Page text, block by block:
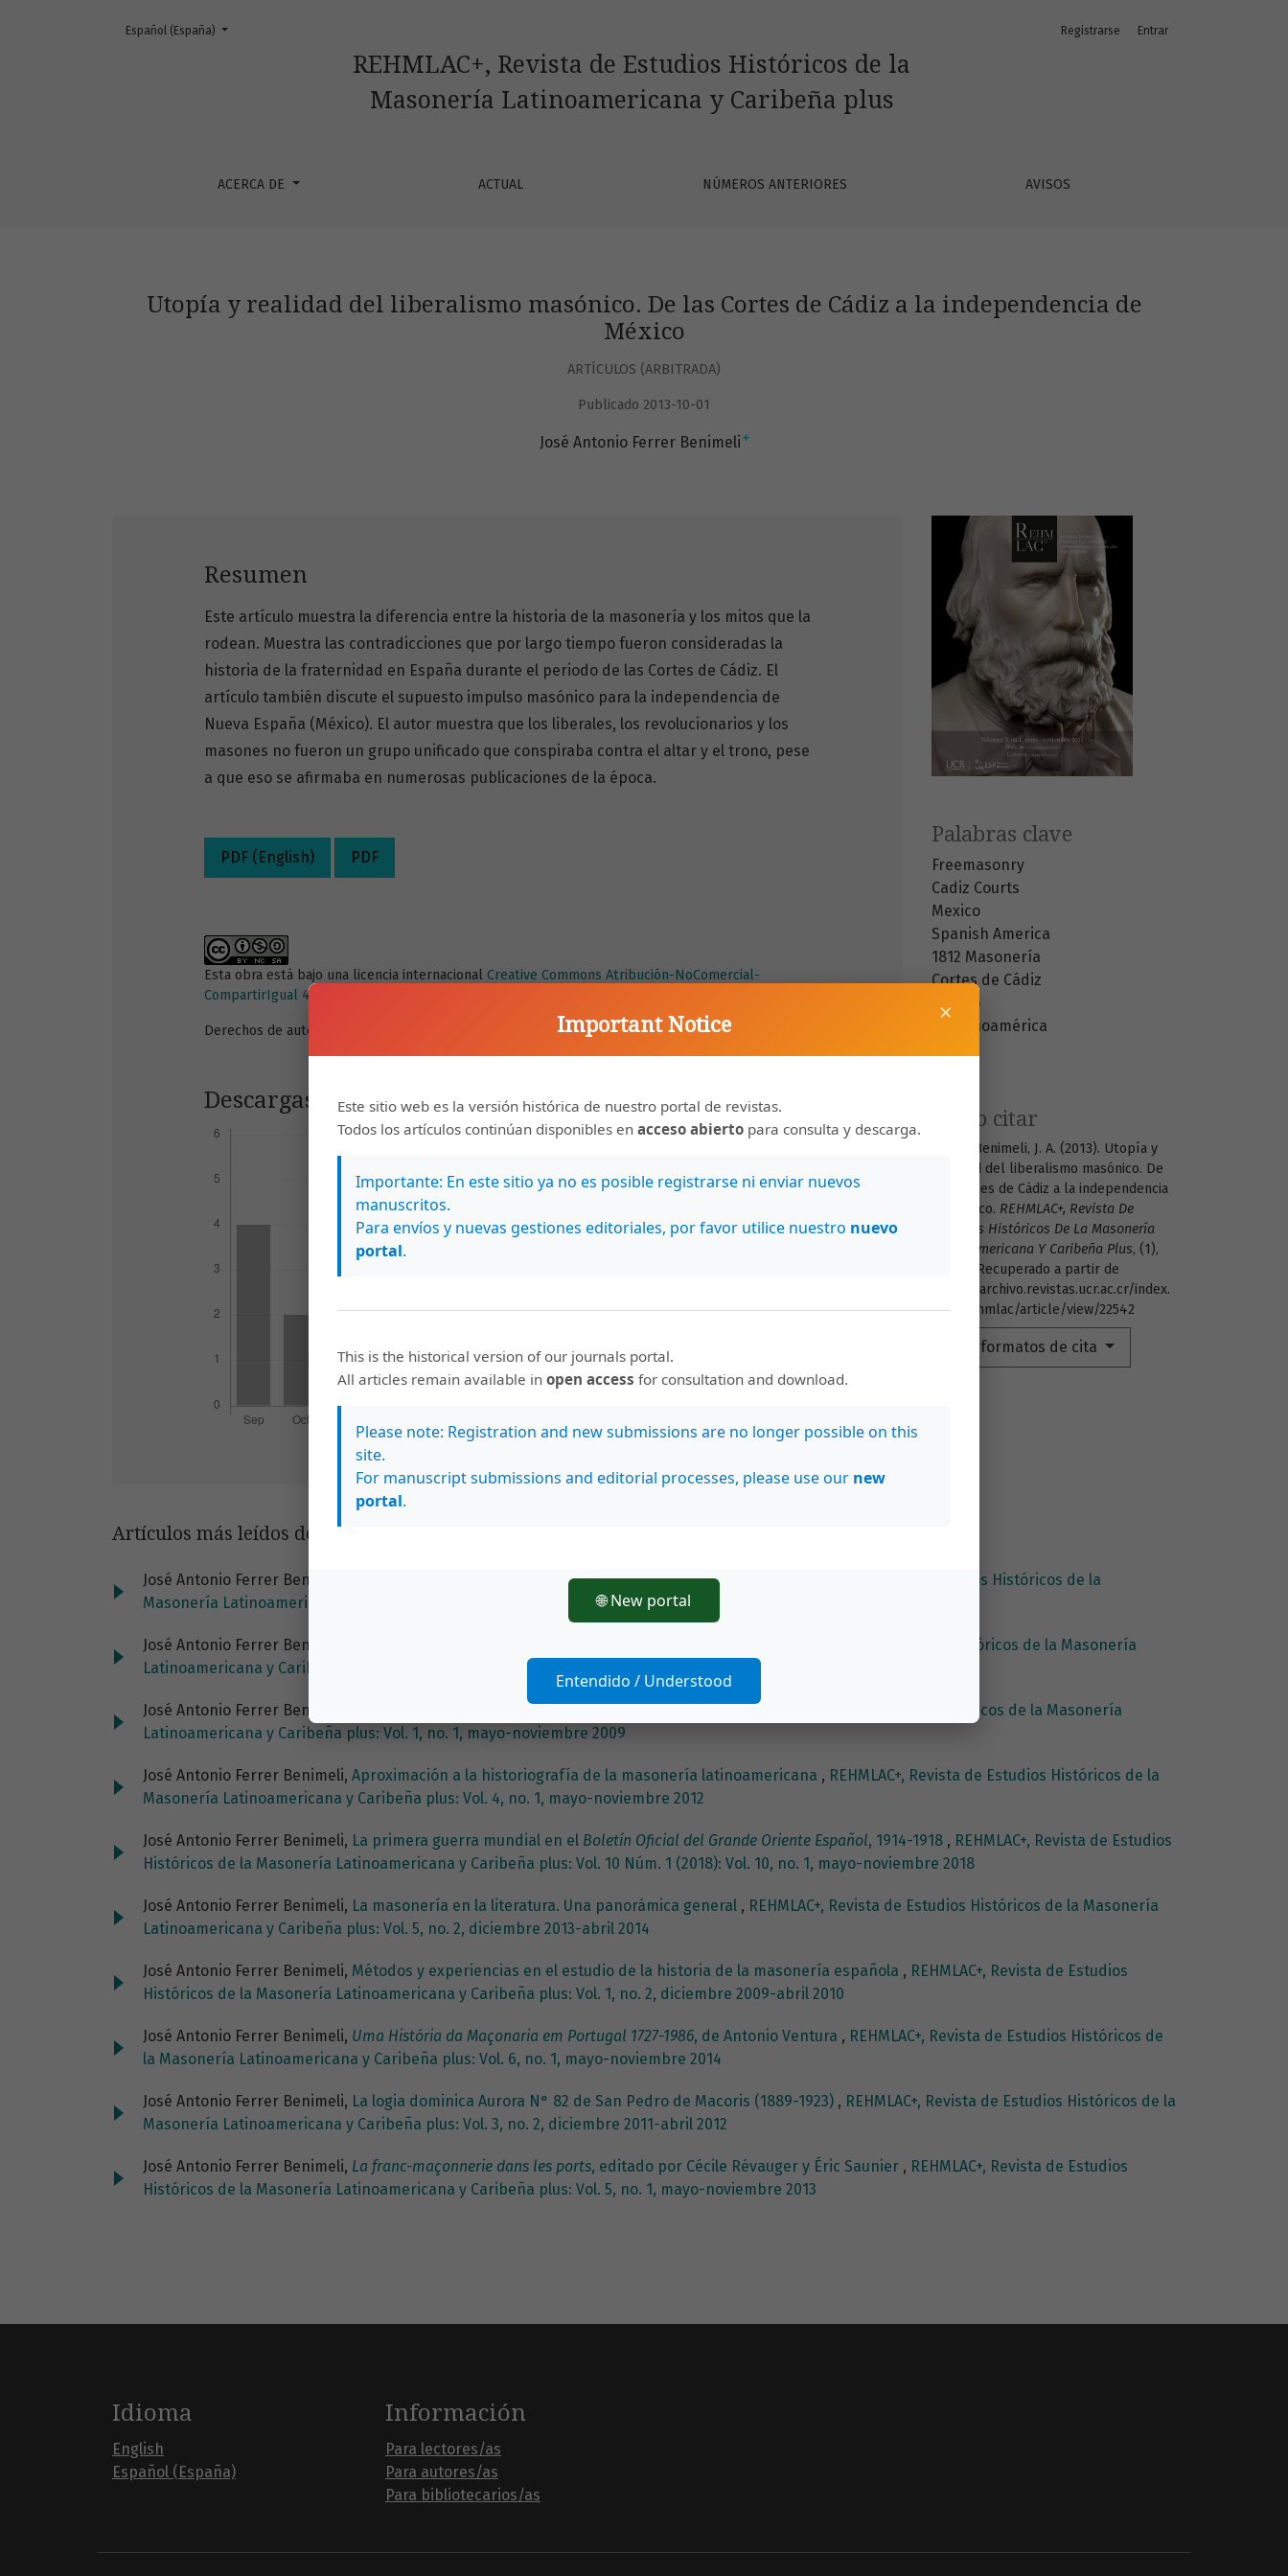
Utopía y realidad del liberalismo masónico. De las Cortes de Cádiz a la independencia de México
REHMLAC+, Revista de Estudios Históricos de la
Masonería Latinoamericana y Caribeña plus
ACERCA DE ACTUAL NÚMEROS ANTERIORES AVISOS
Registrarse Entrar
Cambiar el idioma. El actual es:
Español (España)
Utopía y realidad del liberalismo masónico. De las Cortes de Cádiz a la independencia de
México
ARTÍCULOS (ARBITRADA)
Publicado 2013-10-01
José Antonio Ferrer Benimeli +
Palabras clave
Freemasonry
Cadiz Courts
Mexico
Spanish America
1812 Masonería
Cortes de Cádiz
México
Hispanoamérica
Cómo citar
Ferrer Benimeli, J. A. (2013). Utopía y
realidad del liberalismo masónico. De
las Cortes de Cádiz a la independencia
de México. REHMLAC+, Revista De
Estudios Históricos De La Masonería
Latinoamericana Y Caribeña Plus, (1),
27–69. Recuperado a partir de
https://archivo.revistas.ucr.ac.cr/index.
php/rehmlac/article/view/22542
Más formatos de cita
Resumen
Este artículo muestra la diferencia entre la historia de la masonería y los mitos que la
rodean. Muestra las contradicciones que por largo tiempo fueron consideradas la
historia de la fraternidad en España durante el periodo de las Cortes de Cádiz. El
artículo también discute el supuesto impulso masónico para la independencia de
Nueva España (México). El autor muestra que los liberales, los revolucionarios y los
masones no fueron un grupo unificado que conspiraba contra el altar y el trono, pese
a que eso se afirmaba en numerosas publicaciones de la época.
PDF (English) PDF
Esta obra está bajo una licencia internacional Creative Commons Atribución-NoComercial-
CompartirIgual 4.0
Derechos de autor 2009 REHMLAC
Descargas
Artículos más leídos del mismo autor/a
José Antonio Ferrer Benimeli, Mito, olvido y manipulación de la historia de la masonería
REHMLAC+, Revista de Estudios Históricos de la
Masonería Latinoamericana y Caribeña plus: Vol. 11 Núm. 1 (2019): Vol. 11, no. 1, mayo-noviembre 2019
José Antonio Ferrer Benimeli,
REHMLAC+, Revista de Estudios Históricos de la Masonería
Latinoamericana y Caribeña plus: Vol. 10 Núm. 2 (2018): Vol. 10, no. 2, diciembre 2018-abril 2019
José Antonio Ferrer Benimeli,
REHMLAC+, Revista de Estudios Históricos de la Masonería
Latinoamericana y Caribeña plus: Vol. 1, no. 1, mayo-noviembre 2009
José Antonio Ferrer Benimeli, Aproximación a la historiografía de la masonería latinoamericana , REHMLAC+, Revista de Estudios Históricos de la
Masonería Latinoamericana y Caribeña plus: Vol. 4, no. 1, mayo-noviembre 2012
José Antonio Ferrer Benimeli, La primera guerra mundial en el Boletín Oficial del Grande Oriente Español, 1914-1918 , REHMLAC+, Revista de Estudios
Históricos de la Masonería Latinoamericana y Caribeña plus: Vol. 10 Núm. 1 (2018): Vol. 10, no. 1, mayo-noviembre 2018
José Antonio Ferrer Benimeli, La masonería en la literatura. Una panorámica general , REHMLAC+, Revista de Estudios Históricos de la Masonería
Latinoamericana y Caribeña plus: Vol. 5, no. 2, diciembre 2013-abril 2014
José Antonio Ferrer Benimeli, Métodos y experiencias en el estudio de la historia de la masonería española , REHMLAC+, Revista de Estudios
Históricos de la Masonería Latinoamericana y Caribeña plus: Vol. 1, no. 2, diciembre 2009-abril 2010
José Antonio Ferrer Benimeli, Uma História da Maçonaria em Portugal 1727-1986, de Antonio Ventura , REHMLAC+, Revista de Estudios Históricos de
la Masonería Latinoamericana y Caribeña plus: Vol. 6, no. 1, mayo-noviembre 2014
José Antonio Ferrer Benimeli, La logia dominica Aurora N° 82 de San Pedro de Macoris (1889-1923) , REHMLAC+, Revista de Estudios Históricos de la
Masonería Latinoamericana y Caribeña plus: Vol. 3, no. 2, diciembre 2011-abril 2012
José Antonio Ferrer Benimeli, La franc-maçonnerie dans les ports, editado por Cécile Révauger y Éric Saunier , REHMLAC+, Revista de Estudios
Históricos de la Masonería Latinoamericana y Caribeña plus: Vol. 5, no. 1, mayo-noviembre 2013
Idioma
English
Español (España)
Información
Para lectores/as
Para autores/as
Para bibliotecarios/as
×
Important Notice
Este sitio web es la versión histórica de nuestro portal de revistas.
Todos los artículos continúan disponibles en acceso abierto para consulta y descarga.
Importante: En este sitio ya no es posible registrarse ni enviar nuevos
manuscritos.
Para envíos y nuevas gestiones editoriales, por favor utilice nuestro nuevo
portal.
This is the historical version of our journals portal.
All articles remain available in open access for consultation and download.
Please note: Registration and new submissions are no longer possible on this
site.
For manuscript submissions and editorial processes, please use our new
portal.
🌐 New portal
Entendido / Understood